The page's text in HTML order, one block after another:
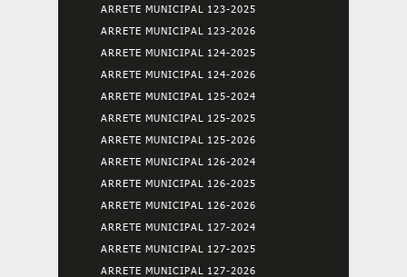
ARRETE MUNICIPAL 123-2025
ARRETE MUNICIPAL 123-2026
ARRETE MUNICIPAL 124-2025
ARRETE MUNICIPAL 124-2026
ARRETE MUNICIPAL 125-2024
ARRETE MUNICIPAL 125-2025
ARRETE MUNICIPAL 125-2026
ARRETE MUNICIPAL 126-2024
ARRETE MUNICIPAL 126-2025
ARRETE MUNICIPAL 126-2026
ARRETE MUNICIPAL 127-2024
ARRETE MUNICIPAL 127-2025
ARRETE MUNICIPAL 127-2026